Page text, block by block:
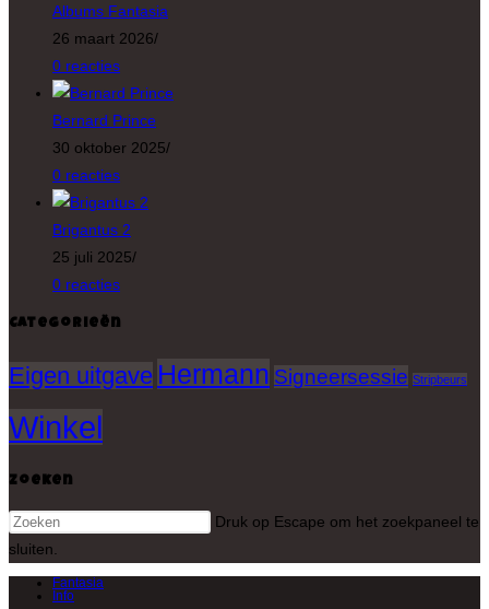
Albums Fantasia
26 maart 2026/
0 reacties
Bernard Prince
30 oktober 2025/
0 reacties
Brigantus 2
25 juli 2025/
0 reacties
Categorieën
Eigen uitgave Hermann Signeersessie Stripbeurs
Winkel
Zoeken
Druk op Escape om het zoekpaneel te
sluiten.
Fantasia
Info